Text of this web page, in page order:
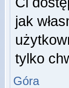
jak
tylko
Góra